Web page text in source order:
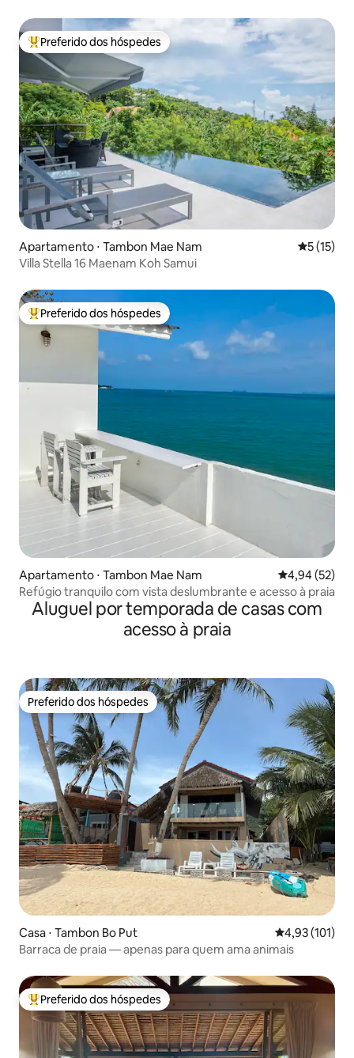
Entre os melhores preferidos dos hóspedes
Preferido dos hóspedes
Apartamento ⋅ Tambon Mae Nam 5 de uma
5 (15)
Villa Stella 16 Maenam Koh Samui
Entre os melhores preferidos dos hóspedes
Preferido dos hóspedes
Apartamento ⋅ Tambon Mae Nam 4,94 de uma
4,94 (52)
Refúgio tranquilo com vista deslumbrante e acesso à praia
Aluguel por temporada de casas com
acesso à praia
Preferido dos hóspedes
Preferido dos hóspedes
Casa ⋅ Tambon Bo Put 4,93 de uma
4,93 (101)
Barraca de praia — apenas para quem ama animais
Entre os melhores preferidos dos hóspedes
Preferido dos hóspedes